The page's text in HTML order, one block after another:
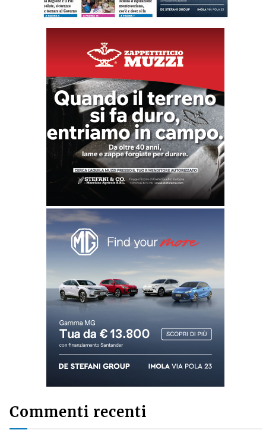
Commenti recenti